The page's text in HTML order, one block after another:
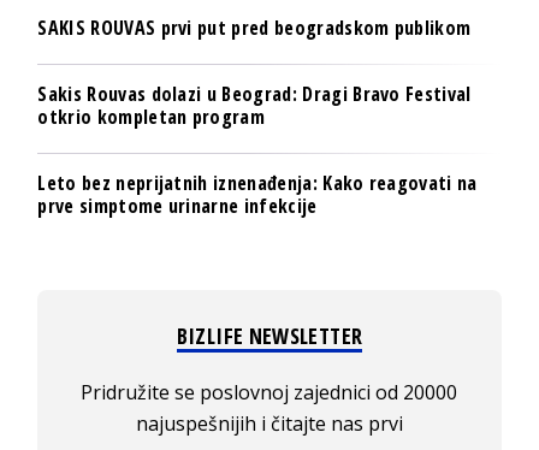
SAKIS ROUVAS prvi put pred beogradskom publikom
Sakis Rouvas dolazi u Beograd: Dragi Bravo Festival
otkrio kompletan program
Leto bez neprijatnih iznenađenja: Kako reagovati na
prve simptome urinarne infekcije
BIZLIFE NEWSLETTER
Pridružite se poslovnoj zajednici od 20000
najuspešnijih i čitajte nas prvi